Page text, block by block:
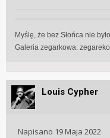
Myślę, że bez Słońca nie
Galeria zegarkowa:
Louis Cypher
Napisano 19 Maja 2022